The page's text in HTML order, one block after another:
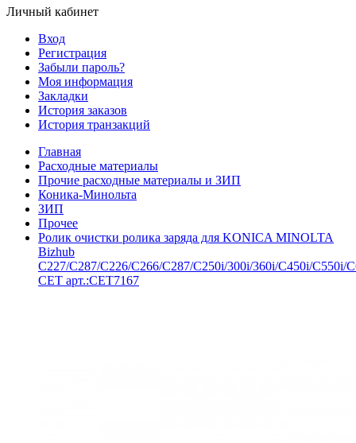
Личный кабинет
Вход
Регистрация
Забыли пароль?
Моя информация
Закладки
История заказов
История транзакций
Главная
Расходные материалы
Прочие расходные материалы и ЗИП
Коника-Минольта
ЗИП
Прочее
Ролик очистки ролика заряда для KONICA MINOLTA
Bizhub
C227/C287/C226/C266/C287/C250i/300i/360i/C450i/C550i/
CET арт.:CET7167